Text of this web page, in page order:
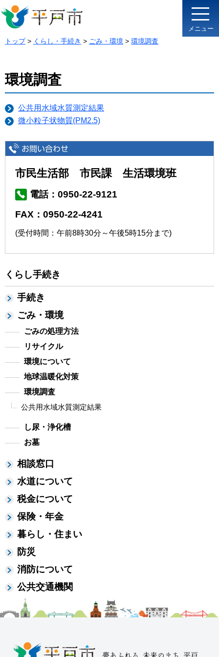
メニュー
トップ> くらし・手続き > ごみ・環境 > 環境調査
くらし手続き
手続き
ごみ・環境
ごみの処理方法
リサイクル
環境について
地球温暖化対策
環境調査
公共用水域水質測定結果
し尿・浄化槽
お墓
相談窓口
水道について
税金について
保険・年金
暮らし・住まい
防災
消防について
公共交通機関
環境調査
公共用水域水質測定結果
微小粒子状物質(PM2.5)
市民生活部 市民課 生活環境班
電話：0950-22-9121
FAX：0950-22-4241
(受付時間：午前8時30分～午後5時15分まで)